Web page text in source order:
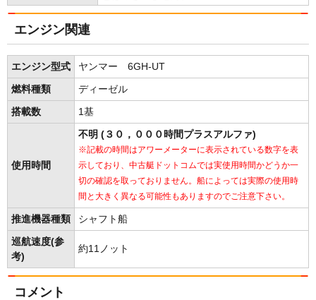
エンジン関連
エンジン型式 ヤンマー 6GH-UT
燃料種類 ディーゼル
搭載数 1基
使用時間
不明 (３０，０００時間プラスアルファ)
※記載の時間はアワーメーターに表示されている数字を表
示しており、中古艇ドットコムでは実使用時間かどうか一
切の確認を取っておりません。船によっては実際の使用時
間と大きく異なる可能性もありますのでご注意下さい。
推進機器種類 シャフト船
巡航速度(参
考)
約11ノット
コメント